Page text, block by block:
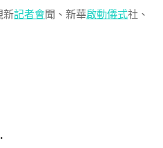
新記者會聞、新華啟動儀式社、